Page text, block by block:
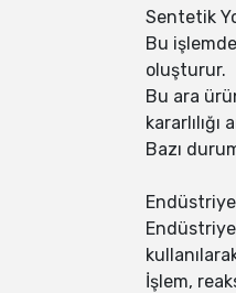
Sentetik
Bu
oluşturur.
Bu ara
kararlılığı
Bazı
İşlem,